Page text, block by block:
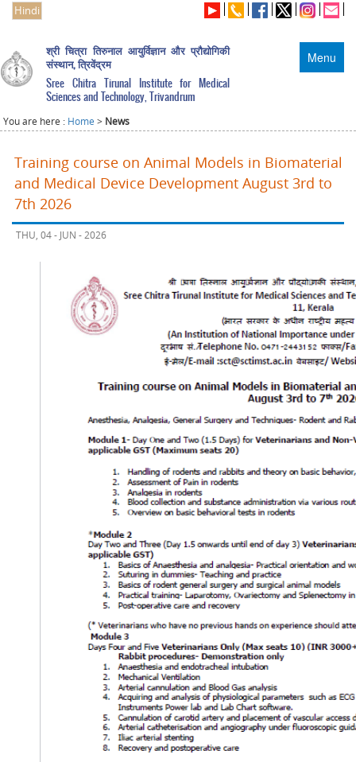
Hindi
Menu
श्री चित्रा तिरुनाल आयुर्विज्ञान और प्रौद्योगिकी
संस्थान, त्रिवेंद्रम
Sree Chitra Tirunal Institute for Medical
Sciences and Technology, Trivandrum
You are here : Home > News
Training course on Animal Models in Biomaterial
and Medical Device Development August 3rd to
7th 2026
THU, 04 - JUN - 2026